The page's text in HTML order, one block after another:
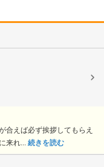
合えば必ず挨拶してもらえ
来れ... 続きを読む